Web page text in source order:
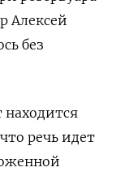
Алексей
без
находится
речь идет